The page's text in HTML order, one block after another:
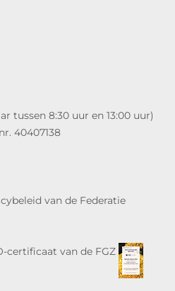
tussen 8:30 uur en 13:00 uur)
40407138
van de Federatie
certificaat van de FGZ